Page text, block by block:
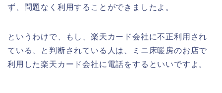
ず、問題なく利用することができましたよ。
というわけで、もし、楽天カード会社に不正利用され
ている、と判断されている人は、ミニ床暖房のお店で
利用した楽天カード会社に電話をするといいですよ。